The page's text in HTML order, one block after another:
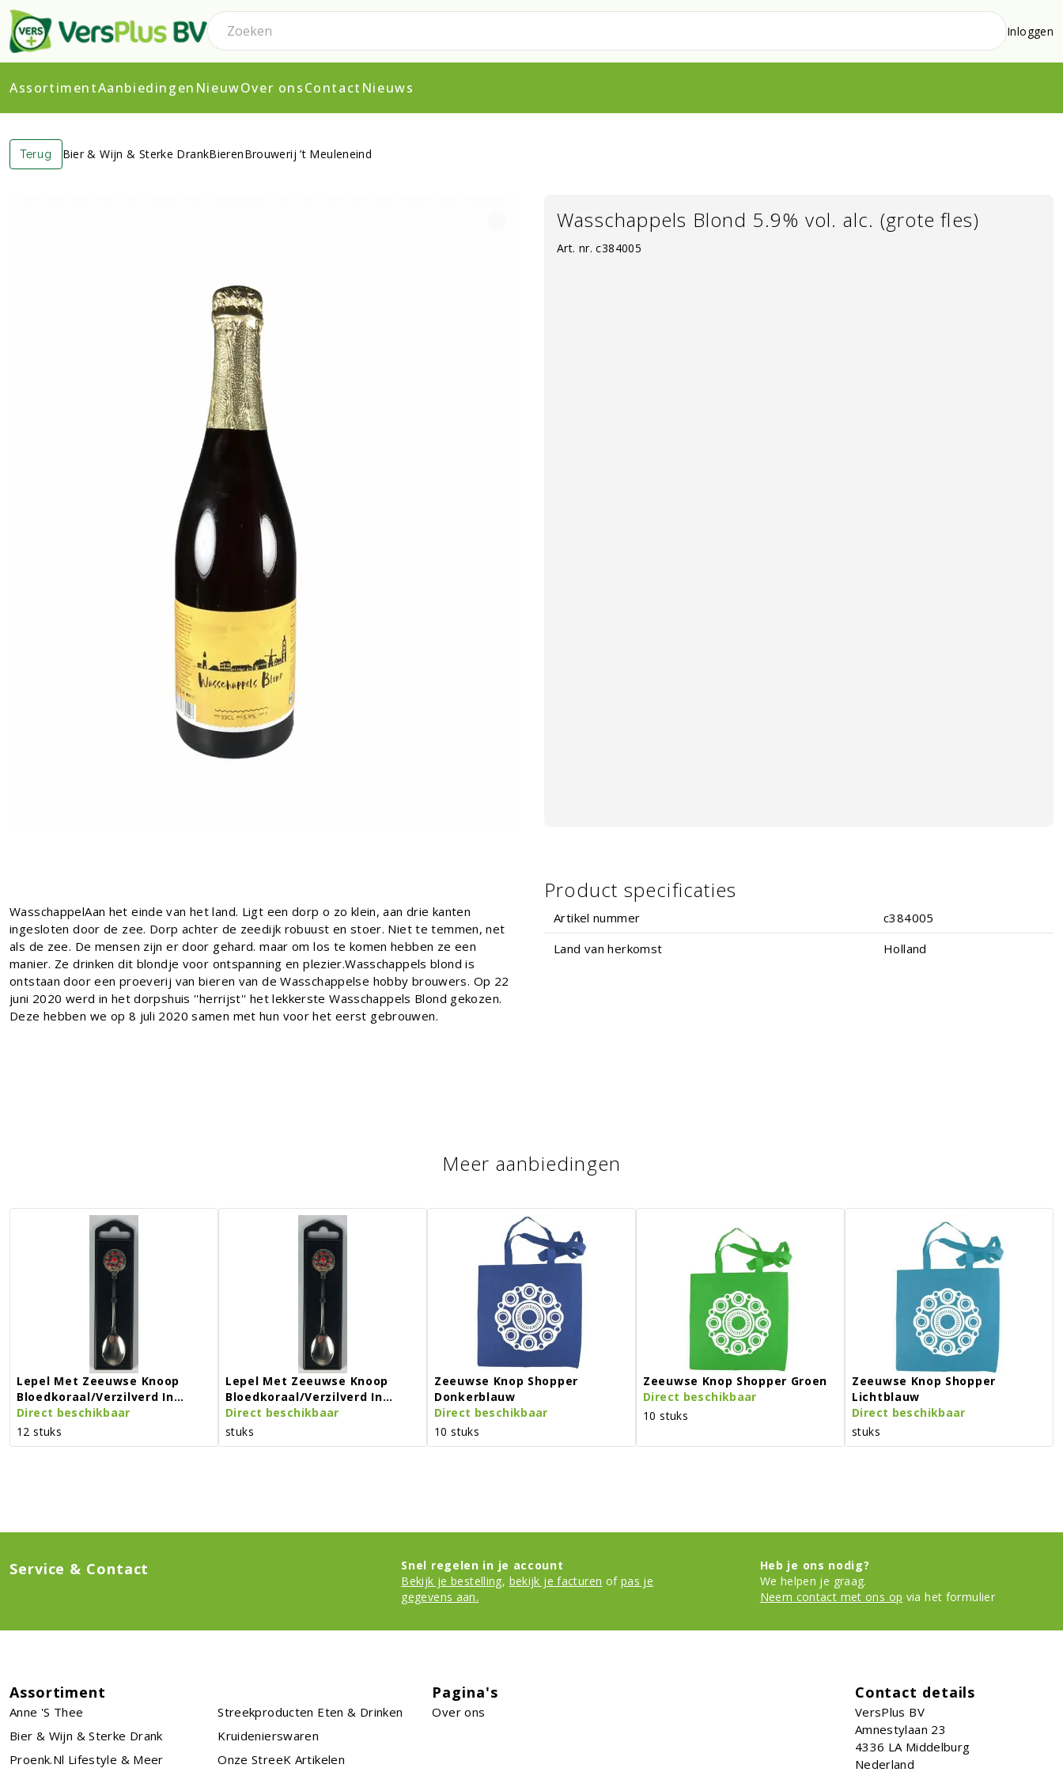
Inloggen
AssortimentAanbiedingen NieuwOver onsContact Nieuws
Terug Bier & Wijn & Sterke DrankBierenBrouwerij ’t Meuleneind
Wasschappels Blond 5.9% vol. alc. (grote fles)
Art. nr. c384005
WasschappelAan het einde van het land. Ligt een dorp o zo klein, aan drie kanten
ingesloten door de zee. Dorp achter de zeedijk robuust en stoer. Niet te temmen, net
als de zee. De mensen zijn er door gehard. maar om los te komen hebben ze een
manier. Ze drinken dit blondje voor ontspanning en plezier.Wasschappels blond is
ontstaan door een proeverij van bieren van de Wasschappelse hobby brouwers. Op 22
juni 2020 werd in het dorpshuis ''herrijst'' het lekkerste Wasschappels Blond gekozen.
Deze hebben we op 8 juli 2020 samen met hun voor het eerst gebrouwen.
Product specificaties
Artikel nummer
c384005
Land van herkomst
Holland
Meer aanbiedingen
Lepel Met Zeeuwse Knoop
Bloedkoraal/verzilverd In
Doosje
Direct beschikbaar
12 stuks
Lepel Met Zeeuwse Knoop
Bloedkoraal/verzilverd In
Doosje
Direct beschikbaar
stuks
Zeeuwse Knop Shopper
Donkerblauw
Direct beschikbaar
10 stuks
Zeeuwse Knop Shopper Groen
Direct beschikbaar
10 stuks
Zeeuwse Knop Shopper
Lichtblauw
Direct beschikbaar
stuks
Service & Contact
Snel regelen in je account
Bekijk je bestelling, bekijk je facturen of pas je
gegevens aan.
Heb je ons nodig?
We helpen je graag.
Neem contact met ons op via het formulier
Assortiment
Anne 's Thee
Streekproducten Eten & Drinken
Bier & Wijn & Sterke Drank
Kruidenierswaren
Proenk.nl Lifestyle & Meer
Onze StreeK Artikelen
Pagina's
Over ons
Contact details
VersPlus BV
Amnestylaan 23
4336 LA Middelburg
Nederland